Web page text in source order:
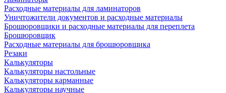
Расходные материалы для ламинаторов
Уничтожители документов и расходные материалы
Брошюровщики и расходные материалы для переплета
Брошюровщик
Расходные материалы для брошюровщика
Резаки
Калькуляторы
Калькуляторы настольные
Калькуляторы карманные
Калькуляторы научные